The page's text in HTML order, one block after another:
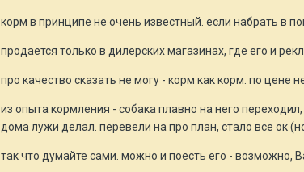
корм в принципе не очень известный. если набрать в
продается только в дилерских магазинах, где его и
про качество сказать не могу - корм как корм. по цене
из опыта кормления - собака плавно на него
дома лужи делал. перевели на про план, стало все ок
так что думайте сами. можно и поесть его - возможно,